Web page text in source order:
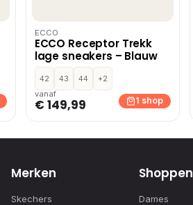
ECCO
ECCO Receptor Trekk
lage sneakers – Blauw
42 43 44
+2
vanaf
€ 149,99 1 shop
Merken
Skechers
Shoppen
Dames